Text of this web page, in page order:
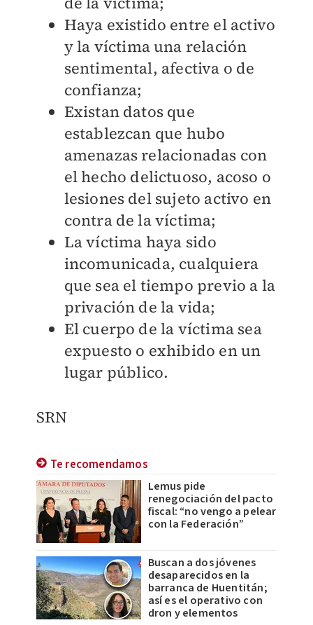
Haya existido entre el activo
y la víctima una relación
sentimental, afectiva o de
confianza;
Existan datos que
establezcan que hubo
amenazas relacionadas con
el hecho delictuoso, acoso o
lesiones del sujeto activo en
contra de la víctima;
La víctima haya sido
incomunicada, cualquiera
que sea el tiempo previo a la
privación de la vida;
El cuerpo de la víctima sea
expuesto o exhibido en un
lugar público.
SRN
Te recomendamos
Lemus pide
renegociación del pacto
fiscal: “no vengo a pelear
con la Federación”
Buscan a dos jóvenes
desaparecidos en la
barranca de Huentitán;
así es el operativo con
dron y elementos